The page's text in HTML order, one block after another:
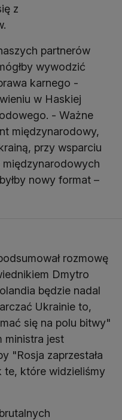
z
partnerów
wywodzić
karnego -
w Haskiej
- Ważne
międzynarodowy,
przy wsparciu
nowy format –
rozmowę
Dmytro
będzie nadal
Ukrainie to,
się na polu bitwy"
ministra jest
"Rosja zaprzestała
te, które widzieliśmy